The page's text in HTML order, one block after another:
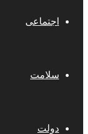
اجتماعی
سلامت
دولت